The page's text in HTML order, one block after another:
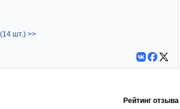
шт.) >>
Рейтинг отзыва